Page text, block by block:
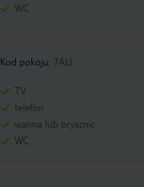
WC
Kod pokoju: 7AU
TV
telefon
wanna lub prysznic
WC